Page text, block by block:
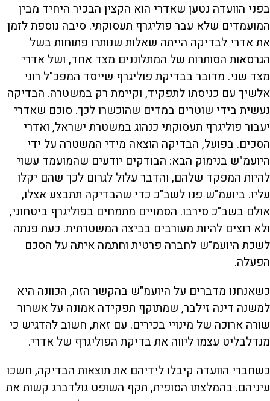
בפני הוועדה נטען שאדרי הוא הקצין הבכיר היחיד מבין
המועמדים שלא עבר פוליגרף תעסוקתי. סיבה נוספת לזמן
את אדרי לבדיקה הייתה שאלות שנותרו פתוחות בשל
הגרסאות הסותרות של המתלוננים מצד אחד, ושל אדרי
מצד שני. מדובר בבדיקת פוליגרף שייסד המפכ"ל רוני
אלשיך עם כניסתו לתפקיד, וקיימת רק במשטרה. הבדיקה
נעשית בידי שוטרים במדים שהוכשרו לכך. סוכם שאדרי
יעבור פוליגרף תעסוקתי כנהוג במשטרת ישראל, ואדרי
הסכים. בפועל, הבדיקה הוצאה מידי המשטרה על ידי
היועמ"ש בנימוק הבא: הבודקים יודעים שהמועמד עשוי
להיות המפקד שלהם, והדבר עלול לגרום לכך שהם יקלו
עליו. ביועמ"ש פנו לשב"כ כדי שהבדיקה תתבצע אצלו,
אולם בשב"כ סירבו. הסמויים מתמחים בפוליגרף ביטחוני,
ולא רוצים להיות מעורבים בביצה המשטרתית. כעת פנתה
לשכת היועמ"ש לחברה פרטית וחתמה איתה על הסכם
הפעלה.
כשאנחנו מדברים על היועמ"ש בהקשר הזה, הכוונה היא
למשנה דינה זילבר, שמתוקף תפקידה אמונה על אשרור
שורה ארוכה של מינויי בכירים. עם זאת, חשוב להדגיש כי
מנדלבליט עצמו ליווה את בדיקת הפוליגרף של אדרי.
כשחברי הוועדה קיבלו לידיהם את תוצאות הבדיקה, חשכו
עיניהם. בהמלצתו הסופית, תקף השופט גולדברג קשות את